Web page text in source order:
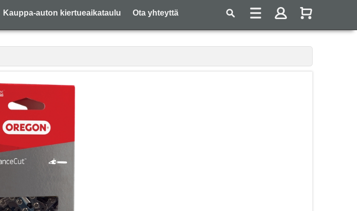
Kauppa-auton kiertueaikataulu Ota yhteyttä